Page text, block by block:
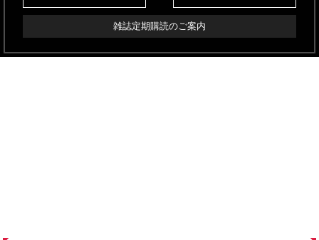
雑誌定期購読のご案内